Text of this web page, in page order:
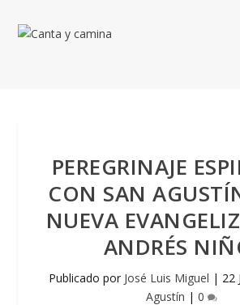
PEREGRINAJE
CON SAN
NUEVA
ANDRÉS
Publicado por José Luis Miguel | 22
Agustín | 0